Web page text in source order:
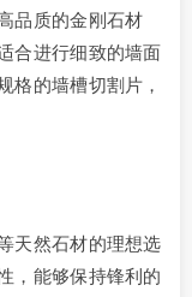
品质的金刚石材
合进行细致的墙面
格的墙槽切割片，
天然石材的理想选
，能够保持锋利的